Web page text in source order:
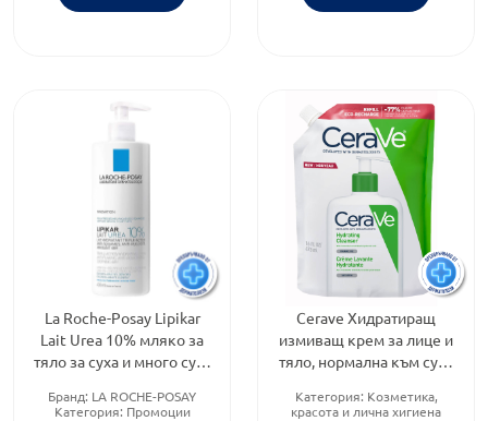
La Roche-Posay Lipikar
Lait Urea 10% мляко за
тяло за суха и много суха
Бранд: LA ROCHE-POSAY
Категория: Промоции
Cerave Хидратиращ
измиващ крем за лице и
тяло, нормална към суха
905602
Категория: Козметика,
красота и лична хигиена